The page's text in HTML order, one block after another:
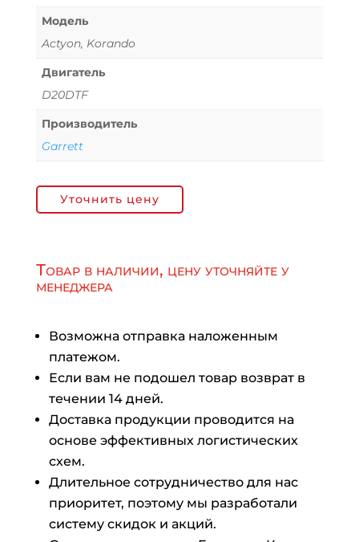
Модель
Actyon, Korando
Двигатель
D20DTF
Производитель
Garrett
Уточнить цену
Товар в наличии, цену уточняйте у
менеджера
Возможна отправка наложенным
платежом.
Если вам не подошел товар возврат в
течении 14 дней.
Доставка продукции проводится на
основе эффективных логистических
схем.
Длительное сотрудничество для нас
приоритет, поэтому мы разработали
систему скидок и акций.